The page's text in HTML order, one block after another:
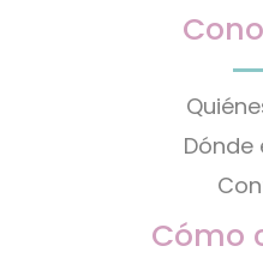
Dónde
Cómo